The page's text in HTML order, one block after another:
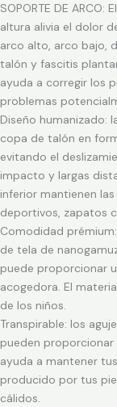
SOPORTE DE
altura alivia el dolor
arco alto, arco bajo,
talón y fascitis
ayuda a corregir los
problemas
Diseño humanizado:
copa de talón en
evitando el
impacto y largas
inferior mantienen
deportivos, zapatos
Comodidad
de tela de
puede proporcionar
acogedora. El
de los niños.
Transpirable: los
pueden
ayuda a mantener
producido por tus
cálidos.